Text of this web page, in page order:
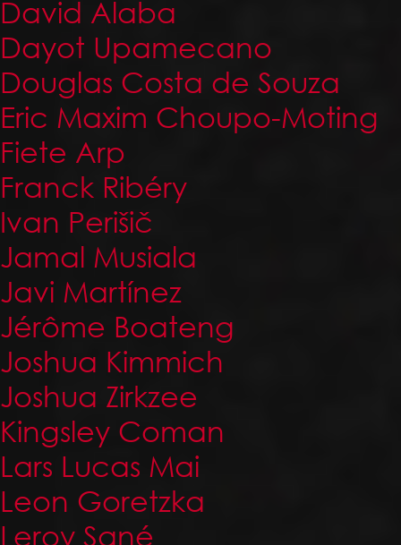
David Alaba
Dayot Upamecano
Douglas Costa de Souza
Eric Maxim Choupo-Moting
Fiete Arp
Franck Ribéry
Ivan Perišič
Jamal Musiala
Javi Martínez
Jérôme Boateng
Joshua Kimmich
Joshua Zirkzee
Kingsley Coman
Lars Lucas Mai
Leon Goretzka
Leroy Sané